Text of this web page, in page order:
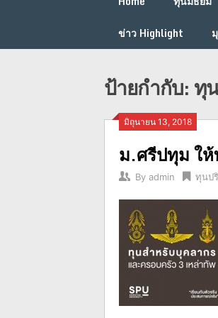
ข่าว Highlight
ป้ายกำกับ:ทุ
มิถุนายน 13, 2018
ม.ศรีปทุม ใ
By admin ทุนป